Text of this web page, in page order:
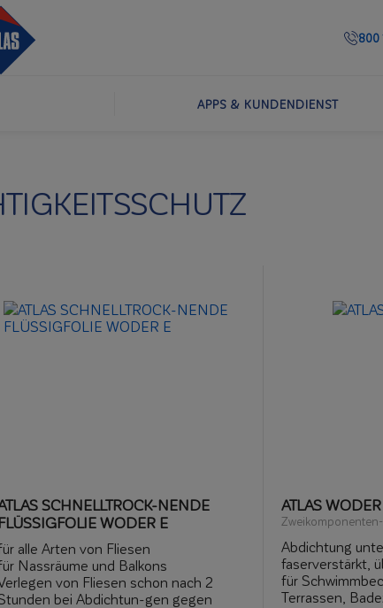
800
APPS & KUNDENDIENST
SCHNELLTROCK-NENDE
WODER E
alle Arten von Fliesen
Nassräume und Balkons
von Fliesen schon nach 2
bei Abdichtun-gen gegen
ATLAS
Abdichtung
faserverstärkt,
für
Terrassen,